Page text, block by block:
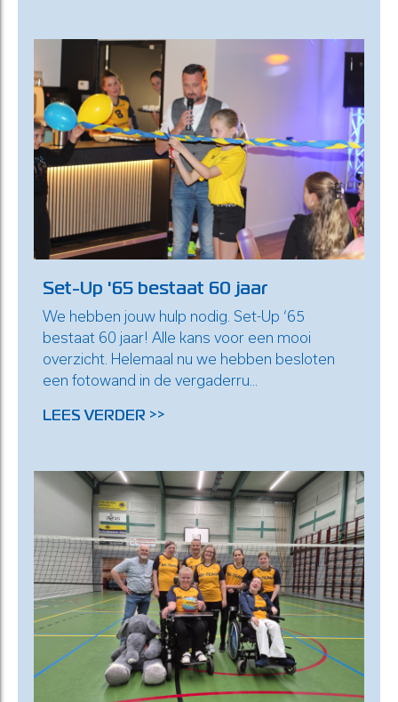
Set-Up '65 bestaat 60 jaar
We hebben jouw hulp nodig. Set-Up ‘65
bestaat 60 jaar! Alle kans voor een mooi
overzicht. Helemaal nu we hebben besloten
een fotowand in de vergaderru...
LEES VERDER >>